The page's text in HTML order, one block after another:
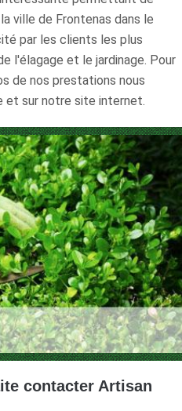
ville de Frontenas dans le
par les clients les plus
l'élagage et le jardinage. Pour
de nos prestations nous
et sur notre site internet.
contacter Artisan